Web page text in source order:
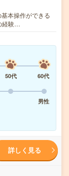
本操作ができる
経験…
50代
60代
男性
詳しく見る